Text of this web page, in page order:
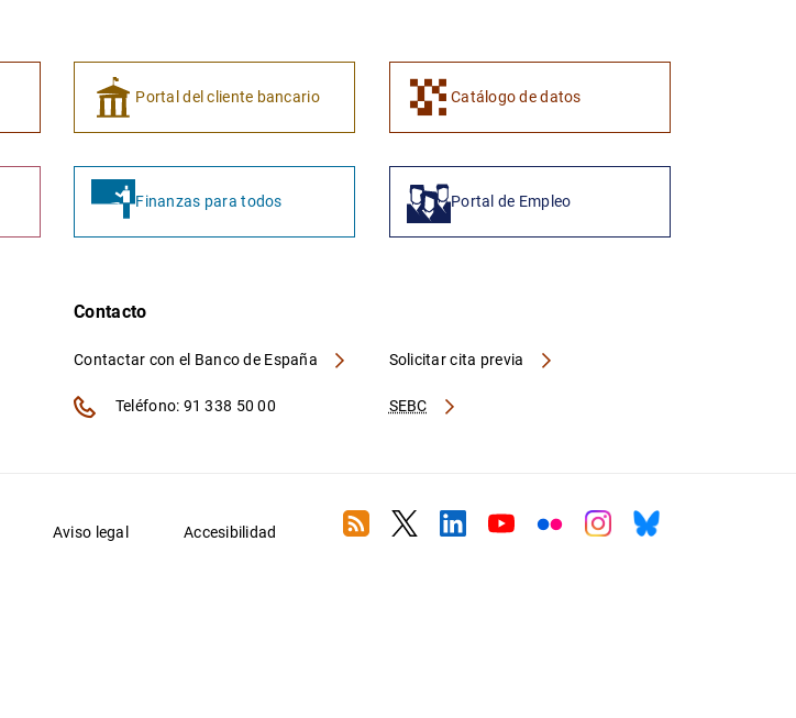
Portal del cliente bancario Catálogo de datos
Finanzas para todos Portal de Empleo
Contacto
Contactar con el Banco de España
SEBC
Solicitar cita previa
Teléfono: 91 338 50 00
Aviso legal Accesibilidad RSS TwitterLinkedin
YoutubeFlickrInstagram
Bluesky